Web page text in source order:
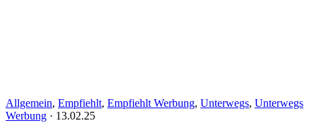
Allgemein, Empfiehlt, Empfiehlt Werbung, Unterwegs, Unterwegs
Werbung · 13.02.25